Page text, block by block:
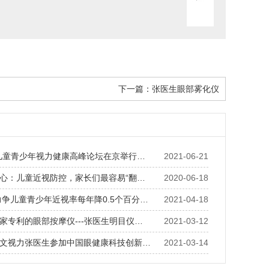
下一篇： 张医生眼部雾化仪
2021-06-21
童青少年视力健康高峰论坛在京举行…
2020-06-18
：儿童近视防控，家长们最容易“翻…
2021-04-18
儿童青少年近视率每年降0.5个百分…
2021-03-12
专利的眼部按摩仪---张医生明目仪…
2021-03-14
视力张医生参加中国眼健康科技创新…